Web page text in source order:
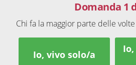
Domanda 1
Chi fa la maggior parte delle
Io, vivo solo/a